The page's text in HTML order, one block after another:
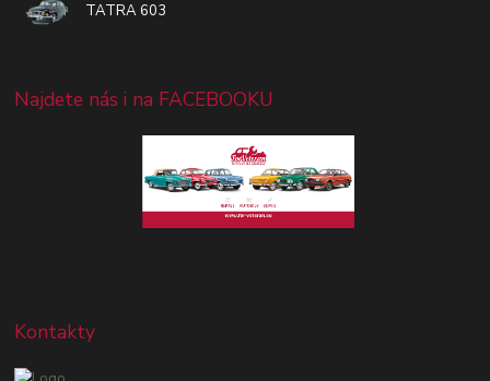
TATRA 603
Najdete nás i na FACEBOOKU
Kontakty